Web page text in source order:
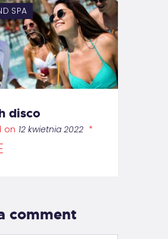
SPA
disco
on 12 kwietnia 2022
comment